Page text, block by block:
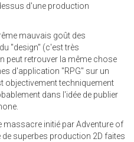
d'une production
mauvais goût des
"design" (c'est très
peut retrouver la même chose
d'application "RPG" sur un
objectivement techniquement
dans l'idée de publier
massacre initié par Adventure of
de superbes production 2D faites